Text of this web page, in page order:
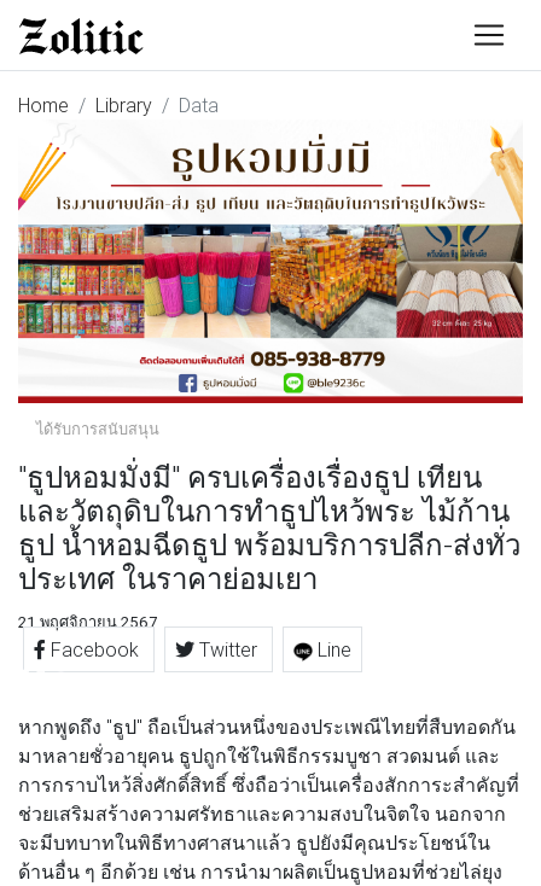
Home Library Data
ได้รับการสนับสนุน
"ธูปหอมมั่งมี" ครบเครื่องเรื่องธูป เทียน
และวัตถุดิบในการทำธูปไหว้พระ ไม้ก้าน
ธูป น้ำหอมฉีดธูป พร้อมบริการปลีก-ส่งทั่ว
ประเทศ ในราคาย่อมเยา
21 พฤศจิกายน 2567
Facebook Twitter Line
หากพูดถึง "ธูป" ถือเป็นส่วนหนึ่งของประเพณีไทยที่สืบทอดกัน
มาหลายชั่วอายุคน ธูปถูกใช้ในพิธีกรรมบูชา สวดมนต์ และ
การกราบไหว้สิ่งศักดิ์สิทธิ์ ซึ่งถือว่าเป็นเครื่องสักการะสำคัญที่
ช่วยเสริมสร้างความศรัทธาและความสงบในจิตใจ นอกจาก
จะมีบทบาทในพิธีทางศาสนาแล้ว ธูปยังมีคุณประโยชน์ใน
ด้านอื่น ๆ อีกด้วย เช่น การนำมาผลิตเป็นธูปหอมที่ช่วยไล่ยุง